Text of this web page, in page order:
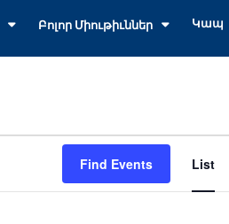
Բոլոր Միութիւններ Կապ
Find Events List